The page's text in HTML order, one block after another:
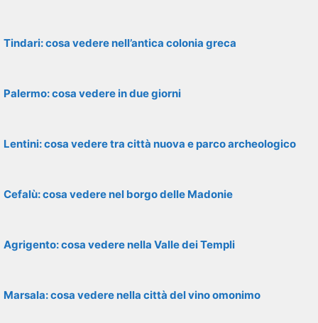
Tindari: cosa vedere nell’antica colonia greca
Palermo: cosa vedere in due giorni
Lentini: cosa vedere tra città nuova e parco archeologico
Cefalù: cosa vedere nel borgo delle Madonie
Agrigento: cosa vedere nella Valle dei Templi
Marsala: cosa vedere nella città del vino omonimo